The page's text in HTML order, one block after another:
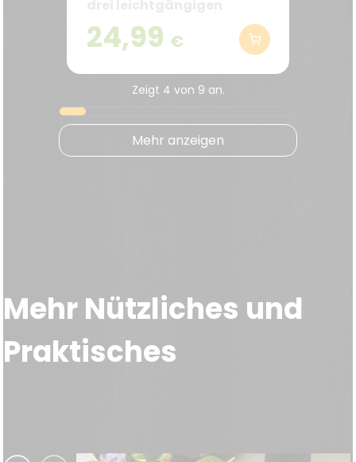
Schubladen
24,99 €
Zeigt 4 von 9 an.
Mehr anzeigen
Mehr Nützliches und
Praktisches